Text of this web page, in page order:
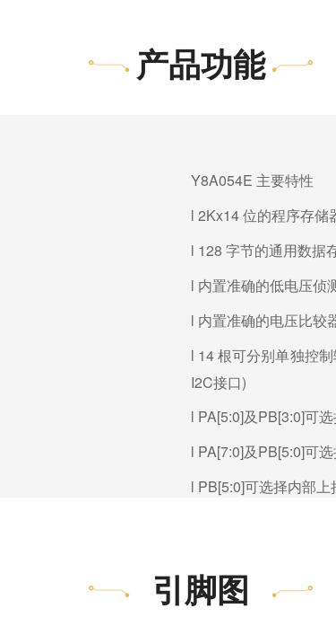
产品功能
Y8A054E 主要特性
l 2Kx14 位的程序存储
l 128 字节的通用数据
l 内置准确的低电压侦
l 内置准确的电压比较
l 14 根可分别单独控
I2C接口)
l PA[5:0]及PB[3:0]可选
l PA[7:0]及PB[5:0]可选
l PB[5:0]可选择内部
Timer1；PWM3/4/5 共
引脚图